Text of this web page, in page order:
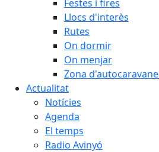
Festes i fires
Llocs d'interès
Rutes
On dormir
On menjar
Zona
Actualitat
Notícies
Agenda
El temps
Radio Avinyó